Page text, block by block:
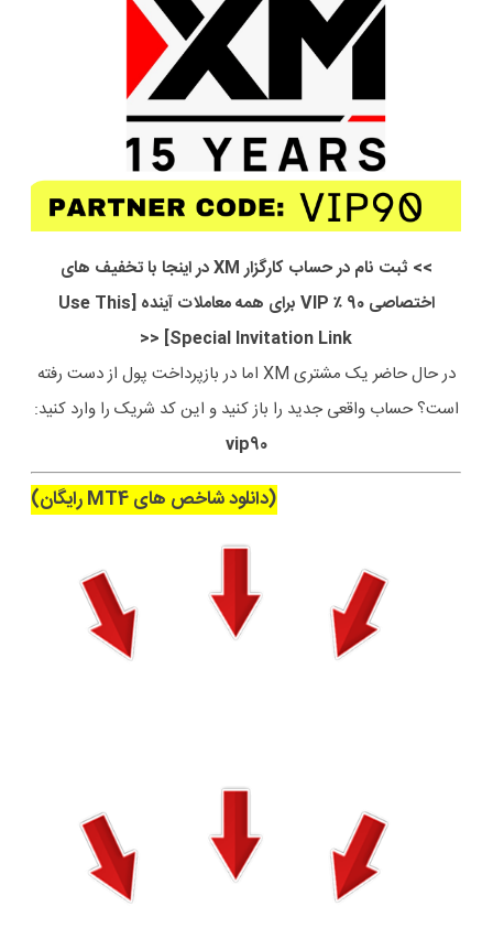
>> ثبت نام در حساب کارگزار XM در اینجا با تخفیف های
اختصاصی 90 ٪ VIP برای همه معاملات آینده [Use This
Special Invitation Link] <<
در حال حاضر یک مشتری XM اما در بازپرداخت پول از دست رفته
است؟ حساب واقعی جدید را باز کنید و این کد شریک را وارد کنید:
vip90
(دانلود شاخص های MT4 رایگان)